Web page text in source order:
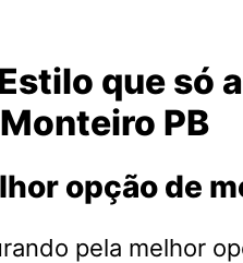
que só
PB
opção de
pela melhor